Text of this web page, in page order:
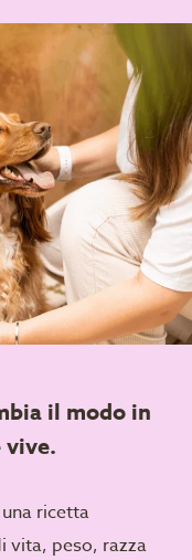
il modo in
vive.
ricetta
vita, peso, razza